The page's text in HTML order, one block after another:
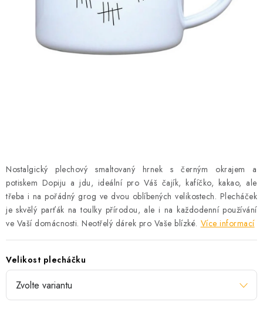
PROVIZNÍ SYSTÉM
Nostalgický plechový smaltovaný hrnek s černým okrajem a
potiskem Dopiju a jdu, ideální pro Váš čajík, kafíčko, kakao, ale
třeba i na pořádný grog ve dvou oblíbených velikostech. Plecháček
je skvělý parťák na toulky přírodou, ale i na každodenní používání
ve Vaší domácnosti. Neotřelý dárek pro Vaše blízké. Více informací
Velikost plecháčku